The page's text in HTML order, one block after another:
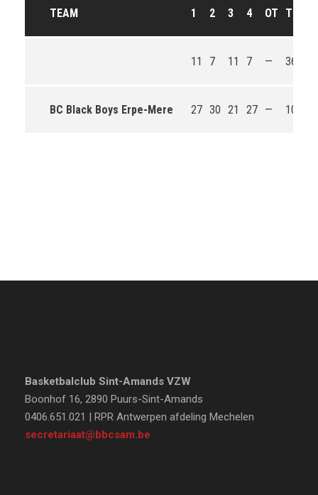
TEAM 1 2 3 4 OT T
11 7 11 7 — 36
BC Black Boys Erpe-Mere 27 30 21 27 — 105
Basketbalclub Sint-Amands VZW
Boonhof 16, 2890 Puurs-Sint-Amands
0406.651.021 | RPR Antwerpen afdeling Mechelen
secretariaat@bbcsam.be